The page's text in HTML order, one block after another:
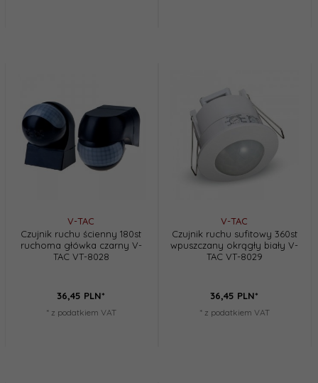
V-TAC
Czujnik ruchu ścienny 180st
ruchoma główka czarny V-
TAC VT-8028
36,45 PLN*
* z podatkiem VAT
V-TAC
Czujnik ruchu sufitowy 360st
wpuszczany okrągły biały V-
TAC VT-8029
36,45 PLN*
* z podatkiem VAT